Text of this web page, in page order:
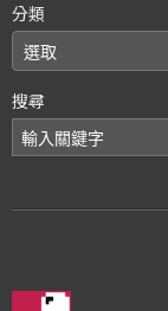
分類
搜尋